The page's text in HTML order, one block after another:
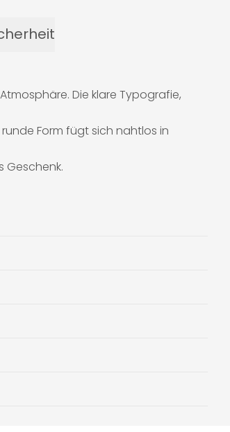
Die klare Typografie,
Form fügt sich nahtlos in
Geschenk.